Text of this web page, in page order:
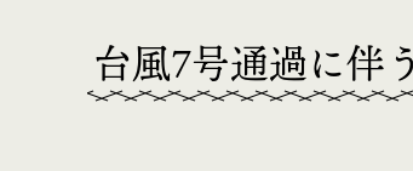
台風7号通過に伴